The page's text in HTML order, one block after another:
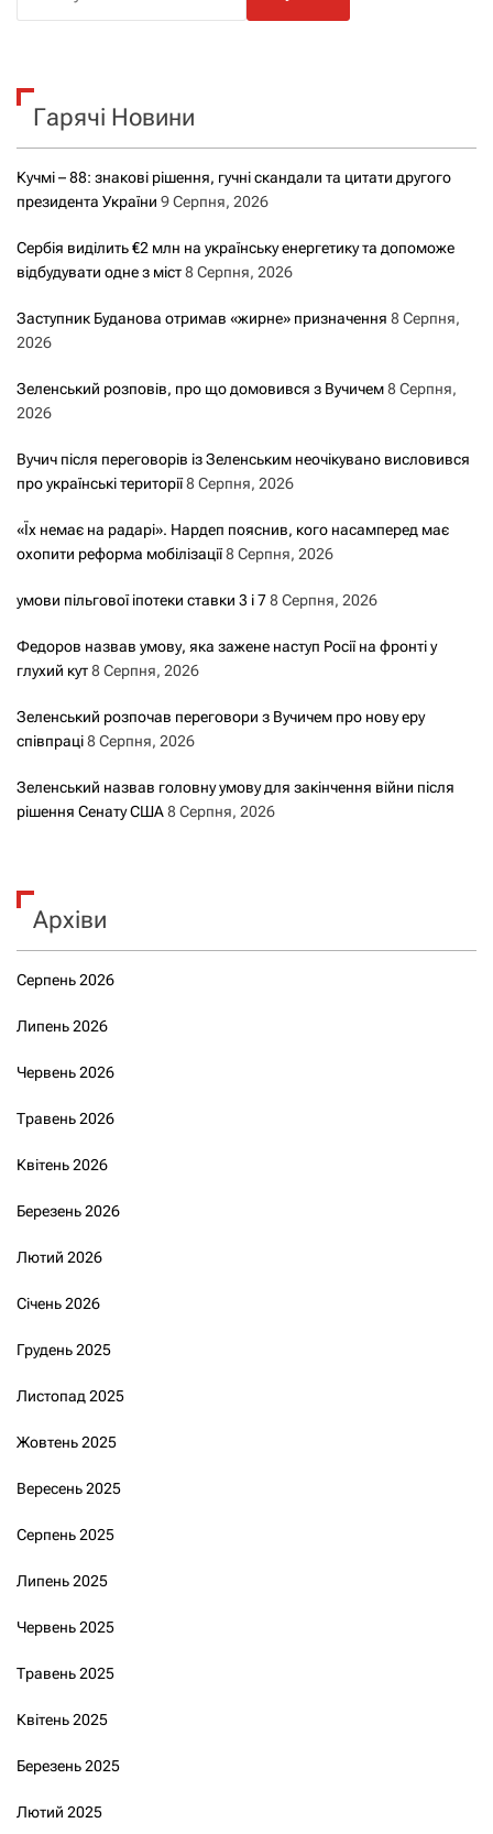
к
Гарячі Новини
Кучмі – 88: знакові рішення, гучні скандали та цитати другого
президента України 9 Серпня, 2026
Сербія виділить €2 млн на українську енергетику та допоможе
відбудувати одне з міст8 Серпня, 2026
Заступник Буданова отримав «жирне» призначення 8 Серпня,
2026
Зеленський розповів, про що домовився з Вучичем8 Серпня,
2026
Вучич після переговорів із Зеленським неочікувано висловився
про українські території8 Серпня, 2026
«Їх немає на радарі». Нардеп пояснив, кого насамперед має
охопити реформа мобілізації8 Серпня, 2026
умови пільгової іпотеки ставки 3 і 78 Серпня, 2026
Федоров назвав умову, яка зажене наступ Росії на фронті у
глухий кут8 Серпня, 2026
Зеленський розпочав переговори з Вучичем про нову еру
співпраці8 Серпня, 2026
Зеленський назвав головну умову для закінчення війни після
рішення Сенату США8 Серпня, 2026
Архіви
Серпень 2026
Липень 2026
Червень 2026
Травень 2026
Квітень 2026
Березень 2026
Лютий 2026
Січень 2026
Грудень 2025
Листопад 2025
Жовтень 2025
Вересень 2025
Серпень 2025
Липень 2025
Червень 2025
Травень 2025
Квітень 2025
Березень 2025
Лютий 2025